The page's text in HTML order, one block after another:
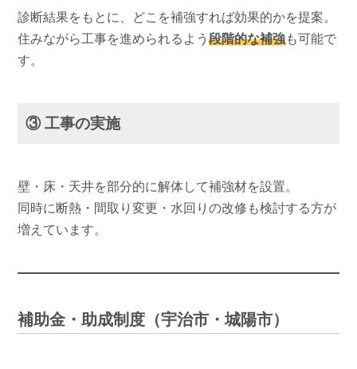
診断結果をもとに、どこを補強すれば効果的かを提案。
住みながら工事を進められるよう段階的な補強も可能で
す。
③ 工事の実施
壁・床・天井を部分的に解体して補強材を設置。
同時に断熱・間取り変更・水回りの改修も検討する方が
増えています。
補助金・助成制度（宇治市・城陽市）